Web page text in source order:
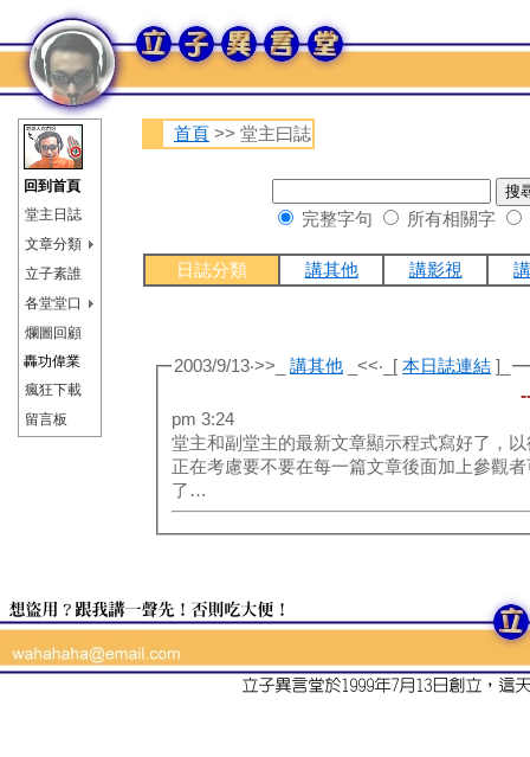
回到首頁
堂主日誌
文章分類
立子素誰
各堂堂口
爛圖回顧
轟功偉業
瘋狂下載
留言板
首頁 >> 堂主曰誌
完整字句 所有相關字
日誌分類 講其他 講影視
2003/9/13‧>>_ 講其他 _<<‧_[ 本日誌連結 ]_
pm 3:24
堂主和副堂主的最新文章顯示程式寫好了，
正在考慮要不要在每一篇文章後面加上參觀
了…